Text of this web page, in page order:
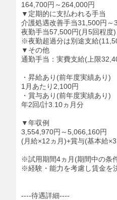
164,700円～264,000円
▼定期的に支払われる手当
介護処遇改善手当31,500円～
夜勤手当57,500円(月5回程度)
※夜勤超過分は別途支給
▼その他
通勤手当：実費支給(上限
・昇給あり(前年度実績あり)
1月あたり2,100円
・賞与あり(前年度実績あり)
年2回/計3.10ヵ月分
▼年収例
3,554,970円～5,066,160円
(月給×12ヵ月)+賞与(基本給
※試用期間4ヵ月(期間中の条
※経験・能力を考慮し賃金を
----待遇詳細----